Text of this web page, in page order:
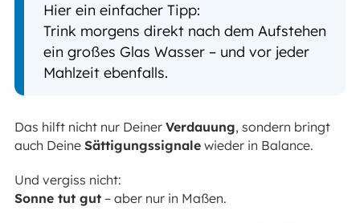
Hier ein einfacher Tipp:
Trink morgens direkt nach dem Aufstehen
ein großes Glas Wasser – und vor jeder
Mahlzeit ebenfalls.
Das hilft nicht nur Deiner Verdauung, sondern bringt
auch Deine Sättigungssignalewieder in Balance.
Und vergiss nicht:
Sonne tut gut– aber nur in Maßen.